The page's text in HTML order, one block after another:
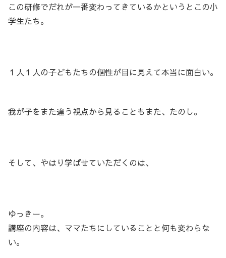
この研修でだれが一番変わってきているかというとこの小
学生たち。
１人１人の子どもたちの個性が目に見えて本当に面白い。
我が子をまた違う視点から見ることもまた、たのし。
そして、やはり学ばせていただくのは、
ゆっきー。
講座の内容は、ママたちにしていることと何も変わらな
い。